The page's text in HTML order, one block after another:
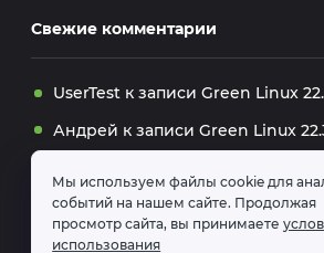
Свежие комментарии
UserTestк записи Green Linux
Андрей к записи Green Linux
Green Linux
dolmatovк записиGreen Linux
Дмитрийк записи Green Linux
Мы используем файлы cookie для
событий на нашем сайте. Продолжая
просмотр сайта, вы принимаете
использования